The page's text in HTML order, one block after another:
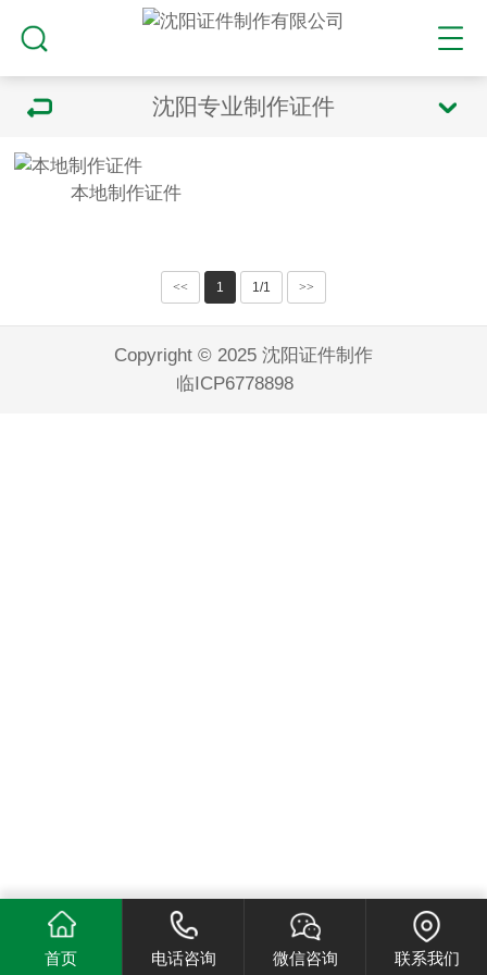
沈阳专业制作证件
本地制作证件
<< 1 1/1 >>
Copyright © 2025 沈阳证件制作
临ICP6778898
首页 电话咨询 微信咨询 联系我们